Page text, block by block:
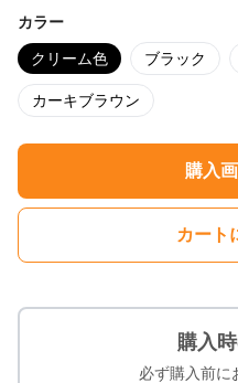
カラー
クリーム色 ブラック
カーキブラウン
購入
カート
購入
必ず購入前に